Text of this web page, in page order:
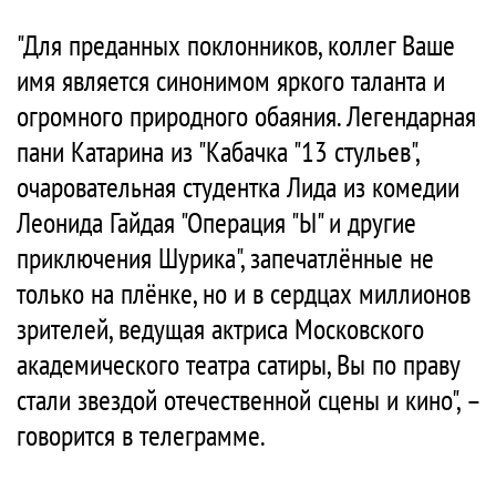
"Для преданных поклонников, коллег Ваше
имя является синонимом яркого таланта и
огромного природного обаяния. Легендарная
пани Катарина из "Кабачка "13 стульев",
очаровательная студентка Лида из комедии
Леонида Гайдая "Операция "Ы" и другие
приключения Шурика", запечатлённые не
только на плёнке, но и в сердцах миллионов
зрителей, ведущая актриса Московского
академического театра сатиры, Вы по праву
стали звездой отечественной сцены и кино", –
говорится в телеграмме.